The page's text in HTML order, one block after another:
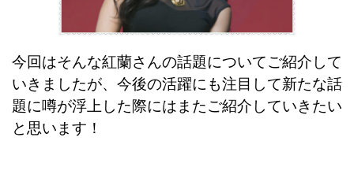
今回はそんな紅蘭さんの話題についてご紹介して
いきましたが、今後の活躍にも注目して新たな話
題に噂が浮上した際にはまたご紹介していきたい
と思います！